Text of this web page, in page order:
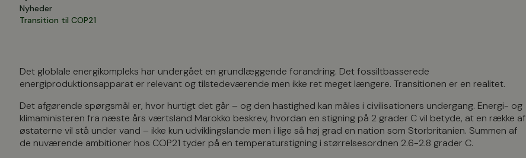
Nyheder
Transition til COP21
Det globlale energikompleks har undergået en grundlæggende forandring. Det fossiltbasserede
energiproduktionsapparat er relevant og tilstedeværende men ikke ret meget længere. Transitionen er en realitet.
Det afgørende spørgsmål er, hvor hurtigt det går – og den hastighed kan måles i civilisationers undergang. Energi- og
klimaministeren fra næste års værtsland Marokko beskrev, hvordan en stigning på 2 grader C vil betyde, at en række af
østaterne vil stå under vand – ikke kun udviklingslande men i lige så høj grad en nation som Storbritanien. Summen af
de nuværende ambitioner hos COP21 tyder på en temperaturstigning i størrelsesordnen 2.6-2.8 grader C.